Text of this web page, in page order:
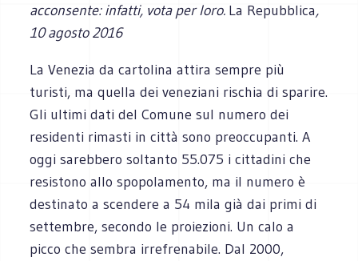
acconsente: infatti, vota per loro. La Repubblica,
10 agosto 2016
La Venezia da cartolina attira sempre più
turisti, ma quella dei veneziani rischia di sparire.
Gli ultimi dati del Comune sul numero dei
residenti rimasti in città sono preoccupanti. A
oggi sarebbero soltanto 55.075 i cittadini che
resistono allo spopolamento, ma il numero è
destinato a scendere a 54 mila già dai primi di
settembre, secondo le proiezioni. Un calo a
picco che sembra irrefrenabile. Dal 2000,